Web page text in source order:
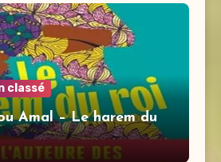
classé
Amal – Le harem du